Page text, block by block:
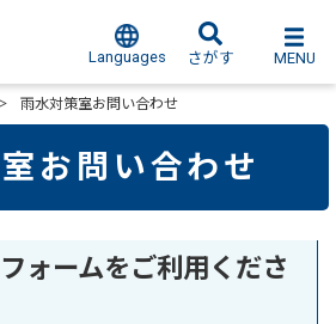
Languages さがす MENU
雨水対策室お問い合わせ
お問い合わせ
ォームをご利用くださ